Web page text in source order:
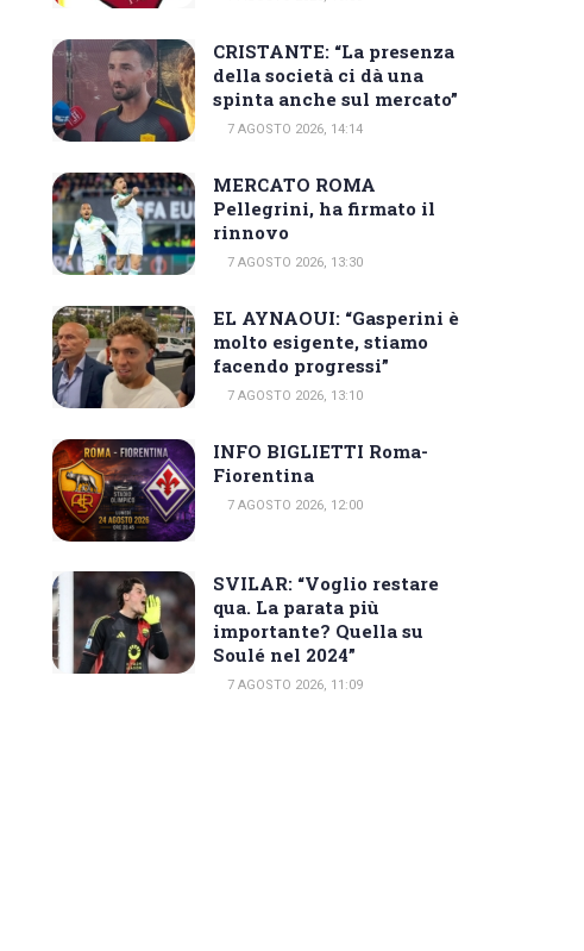
CRISTANTE: “La presenza
della società ci dà una
spinta anche sul mercato”
7 AGOSTO 2026, 14:14
MERCATO ROMA
Pellegrini, ha firmato il
rinnovo
7 AGOSTO 2026, 13:30
EL AYNAOUI: “Gasperini è
molto esigente, stiamo
facendo progressi”
7 AGOSTO 2026, 13:10
INFO BIGLIETTI Roma-
Fiorentina
7 AGOSTO 2026, 12:00
SVILAR: “Voglio restare
qua. La parata più
importante? Quella su
Soulé nel 2024”
7 AGOSTO 2026, 11:09